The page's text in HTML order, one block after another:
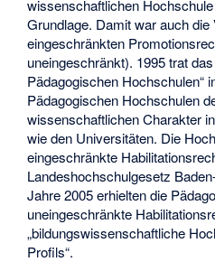
wissenschaftlichen
Grundlage. Damit war auch die
eingeschränkten
uneingeschränkt). 1995 trat
Pädagogischen Hochschulen“
Pädagogischen Hochschulen
wissenschaftlichen Charakter
wie den Universitäten. Die
eingeschränkte
Landeshochschulgesetz
Jahre 2005 erhielten die
uneingeschränkte
„bildungswissenschaftliche
Profils“.